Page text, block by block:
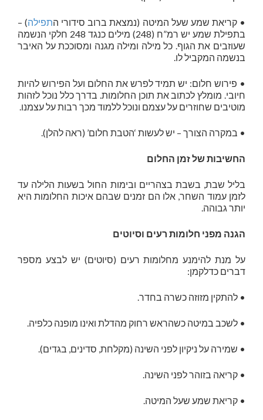
• קריאת שמע שעל המיטה (נמצאת ברוב סידורי התפילה) –
בתפילת שמע יש רמ”ח (248) מילים כנגד 248 חלקי הנשמה
שעוזבים את הגוף. כל מילה ומילה מגנה ומסוככת על האיבר
בנשמה המקביל לו.
• פירוש חלום: יש תמיד לפרש את החלום ועל הפירוש להיות
חיובי. מומלץ לכתוב את תוכן החלומות. בדרך כלל נוכל לזהות
מוטיבים שחוזרים על עצמם ונוכל ללמוד מכך רבות על עצמנו.
• במקרה הצורך – יש לעשות ‘הטבת חלום’ (ראה להלן).
החשיבות של זמן החלום
בליל שבת, בשבת בצהריים ובימות החול בשעות הלילה עד
לזמן עמוד השחר, אלו הם זמנים שבהם איכות החלומות היא
יותר גבוהה.
הגנה מפני חלומות רעים וסיוטים
על מנת להימנע מחלומות רעים (סיוטים) יש לבצע מספר
דברים כדלקמן:
• להתקין מזוזה כשרה בחדר.
• לשכב במיטה כשהראש רחוק מהדלת ואינו מופנה כלפיה.
• שמירה על ניקיון לפני השינה (מקלחת, סדינים, בגדים).
• קריאה בזוהר לפני השינה.
• קריאת שמע שעל המיטה.